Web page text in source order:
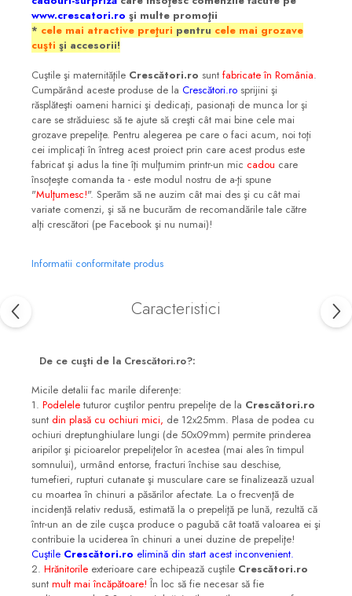
www.crescatori.ro şi multe promoţii
* cele mai atractive preţuri pentru cele mai grozave
cuşti şi accesorii!
Cuştile şi maternităţile Crescători.ro sunt fabricate în România.
Cumpărând aceste produse de la Crescători.ro sprijini şi
răsplăteşti oameni harnici şi dedicaţi, pasionaţi de munca lor şi
care se străduiesc să te ajute să creşti cât mai bine cele mai
grozave prepeliţe. Pentru alegerea pe care o faci acum, noi toţi
cei implicaţi în întreg acest proiect prin care acest produs este
fabricat şi adus la tine îţi mulţumim printr-un mic cadou care
însoţeşte comanda ta - este modul nostru de a-ţi spune
"Mulţumesc!". Sperăm să ne auzim cât mai des şi cu cât mai
variate comenzi, şi să ne bucurăm de recomandările tale către
alţi crescători (pe Facebook şi nu numai)!
Informatii conformitate produs
Caracteristici
De ce cuşti de la Crescători.ro?:
Micile detalii fac marile diferenţe:
1. Podelele tuturor cuştilor pentru prepeliţe de la Crescători.ro
sunt din plasă cu ochiuri mici, de 12x25mm. Plasa de podea cu
ochiuri dreptunghiulare lungi (de 50x09mm) permite prinderea
aripilor şi picioarelor prepeliţelor în acestea (mai ales în timpul
somnului), urmând entorse, fracturi închise sau deschise,
tumefieri, rupturi cutanate şi musculare care se finalizează uzual
cu moartea în chinuri a păsărilor afectate. La o frecvenţă de
incidenţă relativ redusă, estimată la o prepeliţă pe lună, rezultă că
într-un an de zile cuşca produce o pagubă cât toată valoarea ei şi
contribuie la uciderea în chinuri a unei duzine de prepeliţe!
Cuştile Crescători.ro elimină din start acest inconvenient.
2. Hrănitorile exterioare care echipează cuştile Crescători.ro
sunt mult mai încăpătoare! În loc să fie necesar să fie